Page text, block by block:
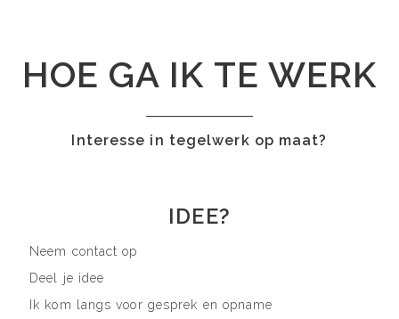
HOE GA IK TE WERK
Interesse in tegelwerk op maat?
IDEE?
Neem contact op
Deel je idee
Ik kom langs voor gesprek en opname